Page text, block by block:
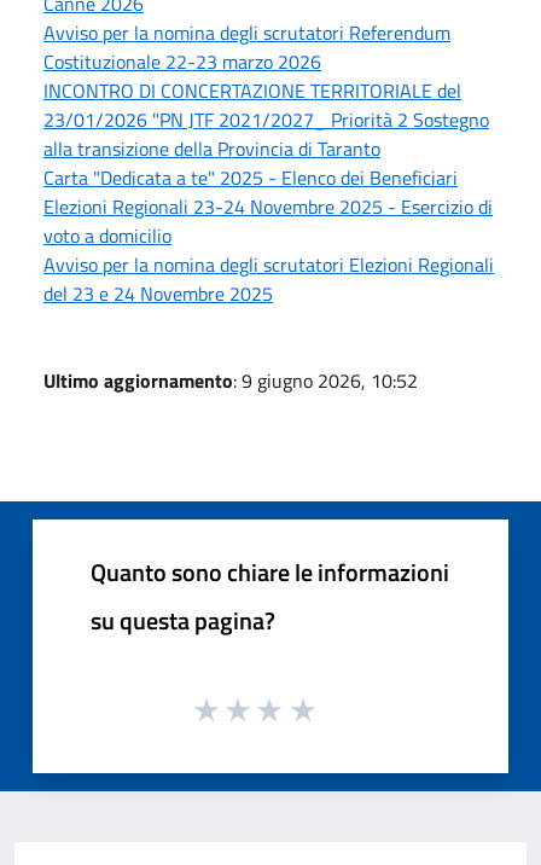
Avviso per la nomina degli scrutatori Referendum
Costituzionale 22-23 marzo 2026
INCONTRO DI CONCERTAZIONE TERRITORIALE del
23/01/2026 "PN JTF 2021/2027_ Priorità 2 Sostegno
alla transizione della Provincia di Taranto
Carta "Dedicata a te" 2025 - Elenco dei Beneficiari
Elezioni Regionali 23-24 Novembre 2025 - Esercizio di
voto a domicilio
Avviso per la nomina degli scrutatori Elezioni Regionali
del 23 e 24 Novembre 2025
Ultimo aggiornamento: 9 giugno 2026, 10:52
Quanto sono chiare le informazioni
su questa pagina?